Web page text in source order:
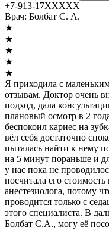
+7-913-17XXXXX
Врач: Болбат С. А.
★
★
★
★
★
Я приходила с
отзывам. Доктор очень
подход, дала
плановый осмотр в 2
беспокоил кариес на
вёл себя достаточно
пыталась найти к нему
на 5 минут пораньше и
у нас пока не
посчитала его
анестезиолога, потому
проводится только с
этого специалиста. В
Болбат С.А., могу её